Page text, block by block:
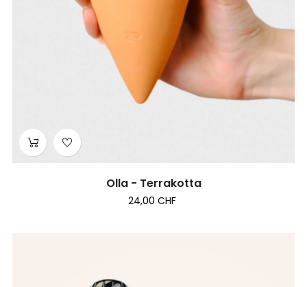
Olla - Terrakotta
24,00 CHF